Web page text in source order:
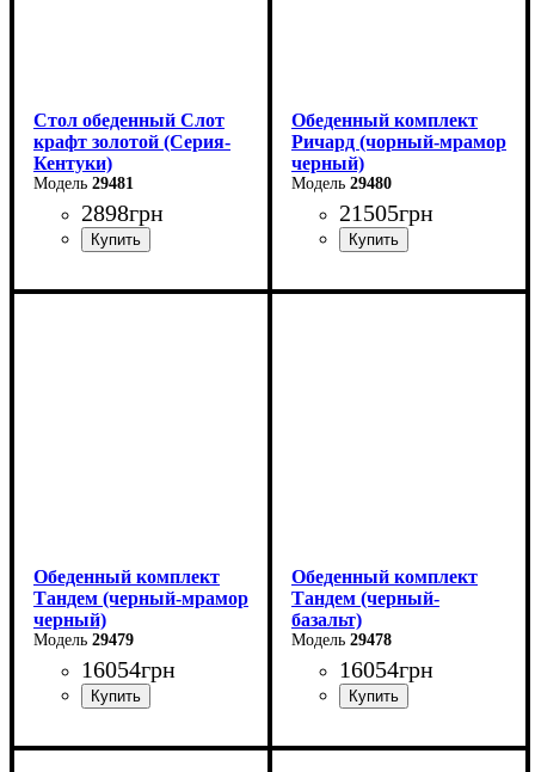
Стол обеденный Слот
крафт золотой (Серия-
Кентуки)
29481
2898грн
Ширина: 80 см
Обеденный комплект
Ричард (чорный-мрамор
черный)
29480
21505грн
Обеденный комплект
Тандем (черный-мрамор
черный)
29479
16054грн
Обеденный комплект
Тандем (черный-
базальт)
29478
16054грн